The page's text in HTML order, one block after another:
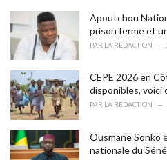
i
e
s
:
Apoutchou
prison ferme et
PAR LA RÉDACTION
CEPE 2026 en
disponibles, voici
PAR LA RÉDACTION
Ousmane Sonko
nationale du